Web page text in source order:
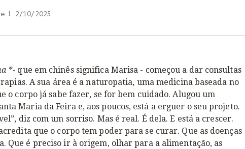
| 2/10/2025
*- que em chinês significa Marisa - começou a dar consultas
A sua área é a naturopatia, uma medicina baseada no
o corpo já sabe fazer, se for bem cuidado. Alugou um
Maria da Feira e, aos poucos, está a erguer o seu projeto.
diz com um sorriso. Mas é real. É dela. E está a crescer.
que o corpo tem poder para se curar. Que as doenças
Que é preciso ir à origem, olhar para a alimentação, as